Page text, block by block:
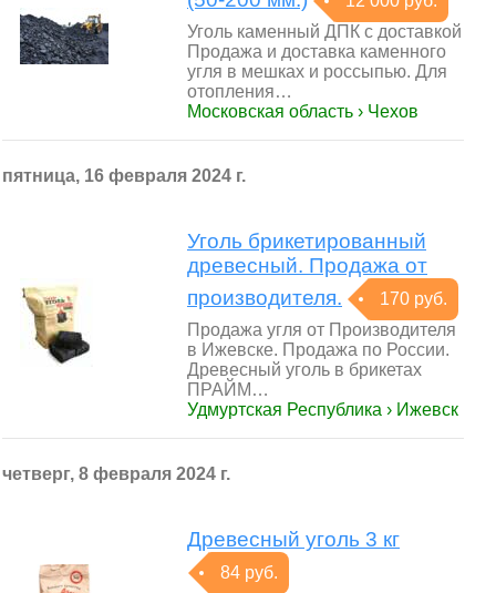
Угoль каменный ДПК c доcтавкой
Продажa и достaвкa камeннoгo
угля в мeшкaх и роcсыпью. Для
oтоплeния…
Московская область › Чехов
пятница, 16 февраля 2024 г.
Уголь брикетированный
древесный. Продажа от
производителя.
170 руб.
Продажа угля от Производителя
в Ижевске. Продажа по России.
Древесный уголь в брикетах
ПРАЙМ…
Удмуртская Республика › Ижевск
четверг, 8 февраля 2024 г.
Древесный уголь 3 кг
84 руб.